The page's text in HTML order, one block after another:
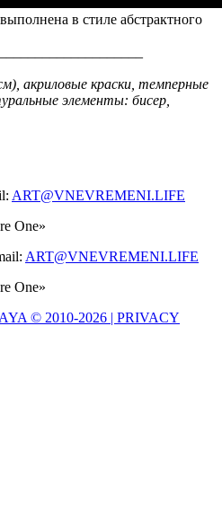
в стиле абстрактного
акриловые краски, темперные
элементы: бисер,
ART@VNEVREMENI.LIFE
One»
ART@VNEVREMENI.LIFE
One»
© 2010-2026 | PRIVACY